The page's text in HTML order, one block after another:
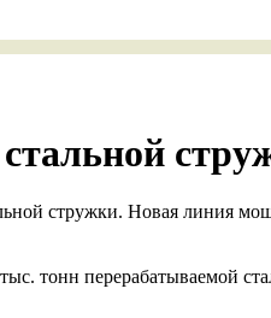
стружки. Новая линия
тонн перерабатываемой